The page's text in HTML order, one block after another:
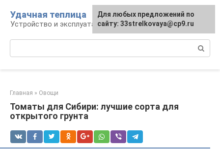
контенту
Удачная теплица
Устройство и эксплуатация теплиц
Главная » Овощи
Томаты для Сибири: лучшие сорта для
открытого грунта
Для любых предложений по
сайту: 33strelkovaya@cp9.ru